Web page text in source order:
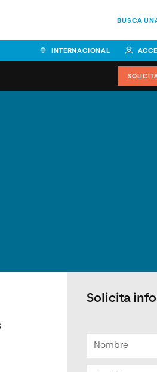
BUSCA
INTERNACIONAL
Solicita